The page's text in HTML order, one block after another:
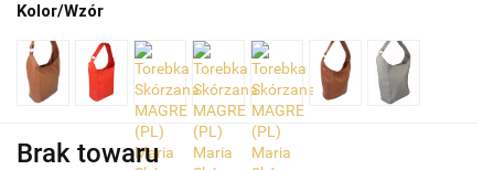
Kolor/Wzór
Brak towaru